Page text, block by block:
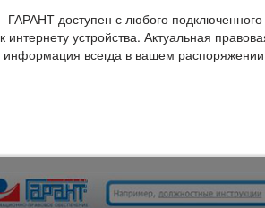
ГАРАНТ доступен с любого подключенного
к интернету устройства. Актуальная
информация всегда в вашем